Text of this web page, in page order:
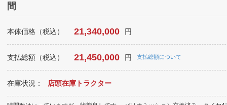
間
本体価格（税込） 21,340,000 円
支払総額（税込） 21,450,000 円 支払総額について
在庫状況： 店頭在庫トラクター